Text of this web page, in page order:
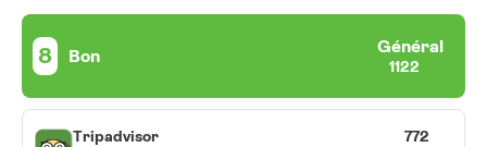
8 Bon Général
1122
Tripadvisor
772